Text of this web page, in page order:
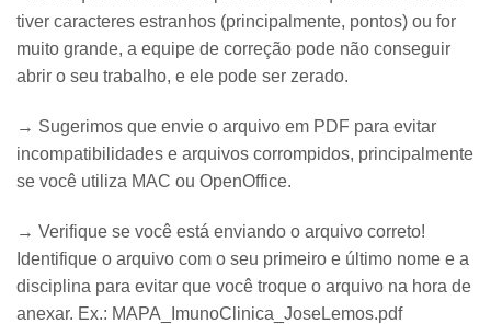
tiver caracteres estranhos (principalmente, pontos) ou for
muito grande, a equipe de correção pode não conseguir
abrir o seu trabalho, e ele pode ser zerado.
→ Sugerimos que envie o arquivo em PDF para evitar
incompatibilidades e arquivos corrompidos, principalmente
se você utiliza MAC ou OpenOffice.
→ Verifique se você está enviando o arquivo correto!
Identifique o arquivo com o seu primeiro e último nome e a
disciplina para evitar que você troque o arquivo na hora de
anexar. Ex.: MAPA_ImunoClinica_JoseLemos.pdf